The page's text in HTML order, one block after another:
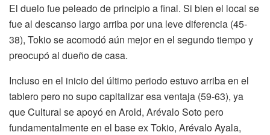
El duelo fue peleado de principio a final. Si bien el local se
fue al descanso largo arriba por una leve diferencia (45-
38), Tokio se acomodó aún mejor en el segundo tiempo y
preocupó al dueño de casa.
Incluso en el inicio del último periodo estuvo arriba en el
tablero pero no supo capitalizar esa ventaja (59-63), ya
que Cultural se apoyó en Arold, Arévalo Soto pero
fundamentalmente en el base ex Tokio, Arévalo Ayala,